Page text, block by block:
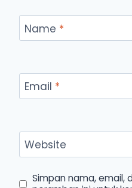
Name *
Email *
Website
Simpan nama, email,